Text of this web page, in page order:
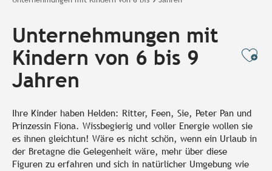
Unternehmungen mit
Kindern von 6 bis 9
Jahren
Ihre Kinder haben Helden: Ritter, Feen, Sie, Peter Pan und
Prinzessin Fiona. Wissbegierig und voller Energie wollen sie
es ihnen gleichtun! Wäre es nicht schön, wenn ein Urlaub in
der Bretagne die Gelegenheit wäre, mehr über diese
Figuren zu erfahren und sich in natürlicher Umgebung wie